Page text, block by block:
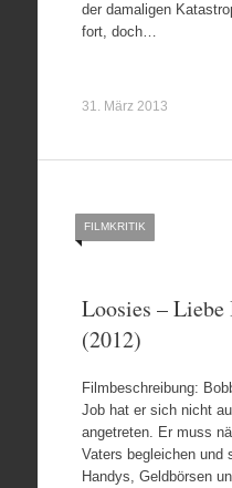
der damaligen
fort, doch…
31. März 2013
FILMKRITIK
Loosies –
(2012)
Filmbeschreibung:
Job hat er sich nicht
angetreten. Er muss
Vaters begleichen und
Handys, Geldbörsen